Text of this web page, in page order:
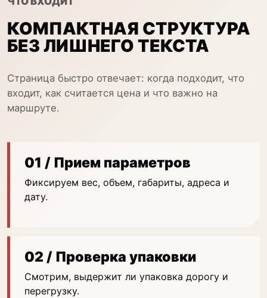
КОМПАКТНАЯ СТРУКТУРА
БЕЗ ЛИШНЕГО ТЕКСТА
Страница быстро отвечает: когда подходит, что
входит, как считается цена и что важно на
маршруте.
01 / Прием параметров
Фиксируем вес, объем, габариты, адреса и
дату.
02 / Проверка упаковки
Смотрим, выдержит ли упаковка дорогу и
перегрузку.